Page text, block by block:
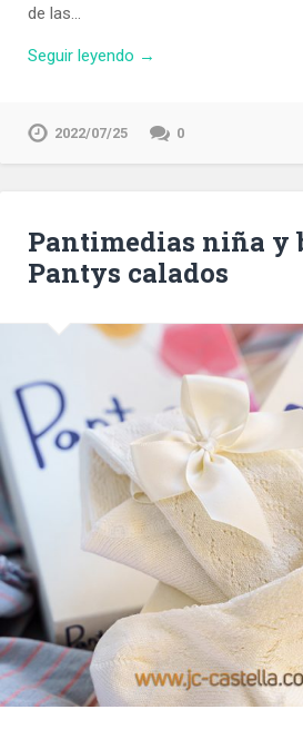
de las…
Seguir leyendo →
2022/07/25 0
Pantimedias niña y
Pantys calados